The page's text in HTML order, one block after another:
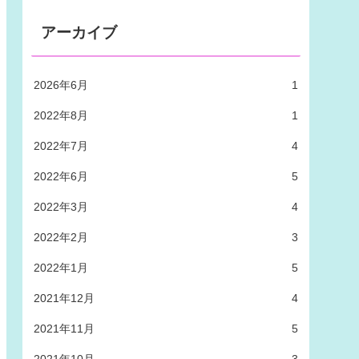
アーカイブ
2026年6月 1
2022年8月 1
2022年7月 4
2022年6月 5
2022年3月 4
2022年2月 3
2022年1月 5
2021年12月 4
2021年11月 5